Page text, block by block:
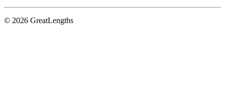
© 2026 GreatLengths